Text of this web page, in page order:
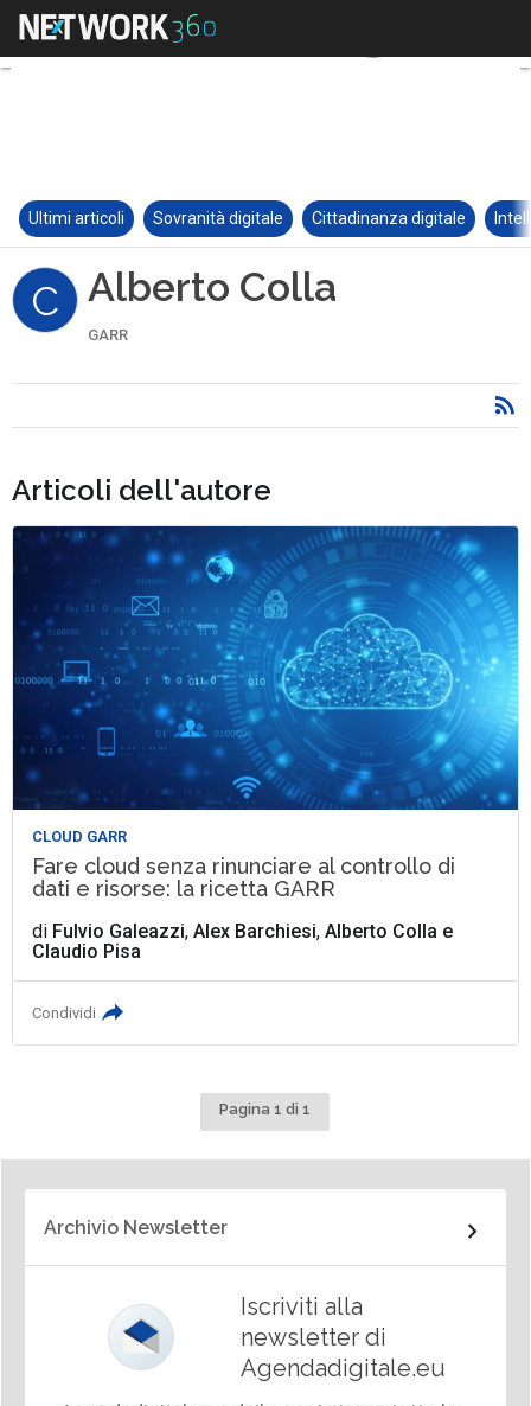
Ultimi articoli Sovranità digitale Cittadinanza digitale
C Alberto Colla
GARR
Articoli dell'autore
CLOUD GARR
Fare cloud senza rinunciare al controllo di
dati e risorse: la ricetta GARR
di Fulvio Galeazzi,Alex Barchiesi,Alberto Colla e
Claudio Pisa
Condividi
Pagina 1 di 1
Archivio Newsletter
Iscriviti alla
newsletter di
Agendadigitale.eu